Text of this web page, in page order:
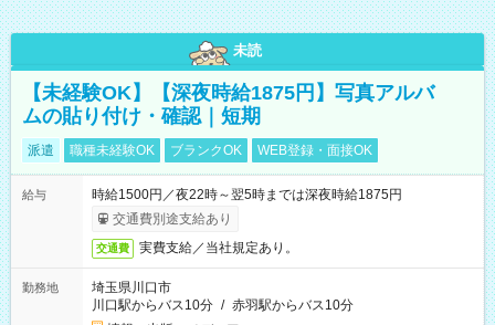
未読
【未経験OK】【深夜時給1875円】写真アルバ
ムの貼り付け・確認｜短期
派遣 職種未経験OK ブランクOK WEB登録・面接OK
給与
時給1500円／夜22時～翌5時までは深夜時給1875円
交通費別途支給あり
交通費 実費支給／当社規定あり。
勤務地
埼玉県川口市
川口駅からバス10分 / 赤羽駅からバス10分